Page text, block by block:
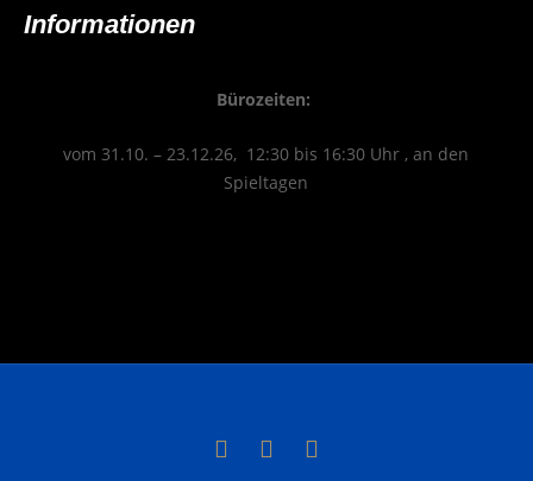
Infor­ma­tio­nen
Büro­zei­ten:
vom 31.10. – 23.12.26, 12:30 bis 16:30 Uhr , an den
Spieltagen